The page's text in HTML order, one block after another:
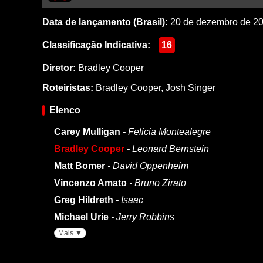
Data de lançamento (Brasil): 20 de dezembro de
Classificação Indicativa: 16
Diretor: Bradley Cooper
Roteiristas: Bradley Cooper, Josh Singer
Elenco
Carey Mulligan - Felicia Montealegre
Bradley Cooper - Leonard Bernstein
Matt Bomer - David Oppenheim
Vincenzo Amato - Bruno Zirato
Greg Hildreth - Isaac
Michael Urie - Jerry Robbins
Mais ▼